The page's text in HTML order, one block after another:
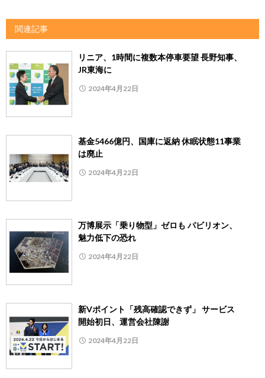
関連記事
リニア、1時間に複数本停車要望 長野知事、
JR東海に
2024年4月22日
基金5466億円、国庫に返納 休眠状態11事業
は廃止
2024年4月22日
万博展示「乗り物型」ゼロも パビリオン、
魅力低下の恐れ
2024年4月22日
新Vポイント「残高確認できず」 サービス
開始初日、運営会社陳謝
2024年4月22日